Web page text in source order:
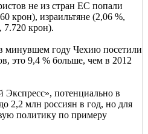
не из стран ЕС попали
крон), израильтяне (2,06 %,
7.720 крон).
году Чехию посетили
это 9,4 % больше, чем в 2012
потенциально в
2,2 млн россиян в год, но для
политику по примеру